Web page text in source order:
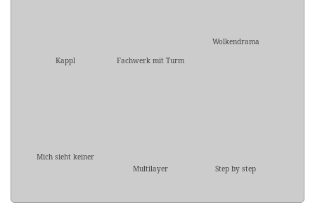
Kappl Fachwerk mit Turm
Wolkendrama
Mich sieht keiner
Multilayer
Step by step